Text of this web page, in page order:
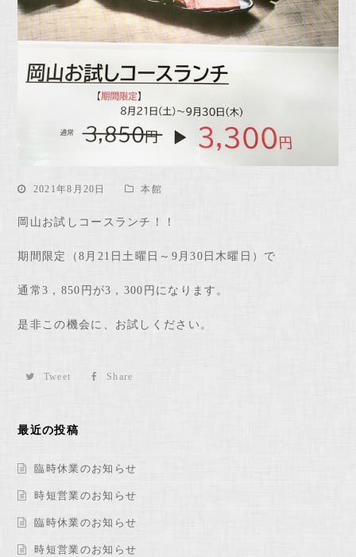
2021年8月20日 本館
岡山お試しコースランチ！！
期間限定（8月21日土曜日～9月30日木曜日）で
通常3，850円が3，300円になります。
是非この機会に、お試しください。
Tweet Share
最近の投稿
臨時休業のお知らせ
時短営業のお知らせ
臨時休業のお知らせ
時短営業のお知らせ